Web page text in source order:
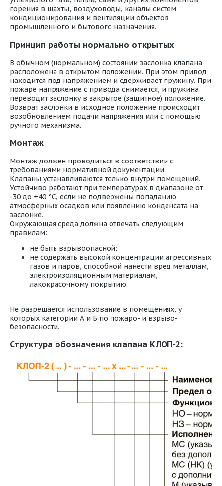
горения в шахты, воздуховоды, каналы систем
кондиционирования и вентиляции объектов
промышленного и бытового назначения.
Принцип работы нормально открытых
В обычном (нормальном) состоянии заслонка клапана
расположена в открытом положении. При этом привод
находится под напряжением и сдерживает пружину. При
пожаре напряжение с привода снимается, и пружина
переводит заслонку в закрытое (защитное) положение.
Возврат заслонки в исходное положение происходит
возобновлением подачи напряжения или с помощью
ручного механизма.
Монтаж
Монтаж должен проводиться в соответствии с
требованиями нормативной документации.
Клапаны устанавливаются только внутри помещений.
Устойчиво работают при температурах в диапазоне от
-30 до +40 °С, если не подвержены попаданию
атмосферных осадков или появлению конденсата на
заслонке.
Окружающая среда должна отвечать следующим
правилам:
не быть взрывоопасной;
не содержать высокой концентрации агрессивных
газов и паров, способной нанести вред металлам,
электроизоляционным материалам,
лакокрасочному покрытию.
Не разрешается использование в помещениях, у
которых категории А и Б по пожаро- и взрыво-
безопасности.
Структура обозначения клапана КЛОП-2: